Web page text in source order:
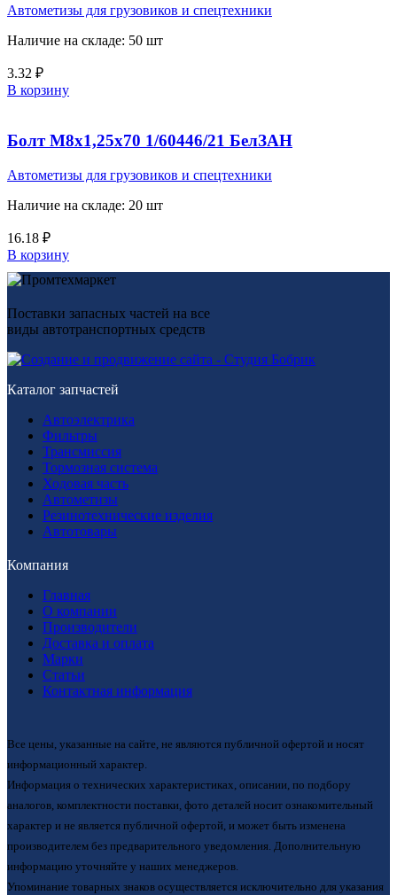
Автометизы для грузовиков и спецтехники
Наличие на складе: 50 шт
3.32 ₽
В корзину
Болт М8х1,25х70 1/60446/21 БелЗАН
Автометизы для грузовиков и спецтехники
Наличие на складе: 20 шт
16.18 ₽
В корзину
Поставки запасных частей на все
виды автотранспортных средств
Каталог запчастей
Автоэлектрика
Фильтры
Трансмиссия
Тормозная система
Ходовая часть
Автометизы
Резинотехнические изделия
Автотовары
Компания
Главная
О компании
Производители
Доставка и оплата
Марки
Статьи
Контактная информация
Все цены, указанные на сайте, не являются публичной офертой и носят
информационный характер.
Информация о технических характеристиках, описании, по подбору
аналогов, комплектности поставки, фото деталей носит ознакомительный
характер и не является публичной офертой, и может быть изменена
производителем без предварительного уведомления. Дополнительную
информацию уточняйте у наших менеджеров.
Упоминание товарных знаков осуществляется исключительно для указания